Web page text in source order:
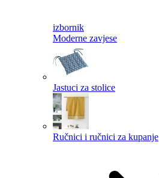
izbornik
Moderne zavjese
Jastuci za stolice
Ručnici i ručnici za kupanje